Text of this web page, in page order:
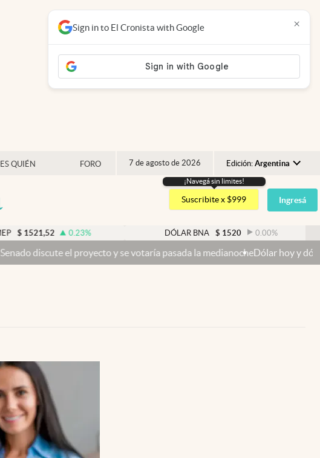
QUIÉN FORO 7 de agosto de 2026 Edición: Argentina
Argentina
España
USA
Colombia
¡Navegá sin limites!
Suscribite x $999 Ingresá
0.23% 1520 0.00%
y se votaría pasada la medianoche Dólar hoy y dólar blue hoy: cuál es la
Sign in to El Cronista with Google ×